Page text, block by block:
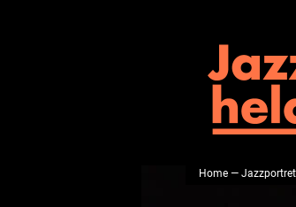
Home—